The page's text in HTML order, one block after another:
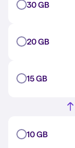
30 GB
20 GB
15 GB
10 GB